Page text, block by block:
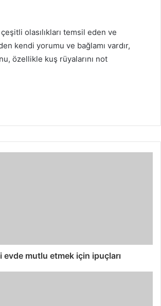
olasılıkları temsil eden ve
kendi yorumu ve bağlamı vardır,
özellikle kuş rüyalarını not
evde mutlu etmek için ipuçları